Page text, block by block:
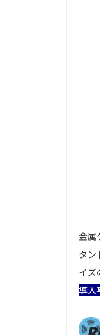
金属
タン
イズ
導入